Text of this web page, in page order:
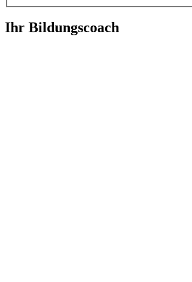
Ihr Bildungscoach